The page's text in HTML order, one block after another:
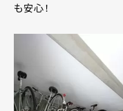
も安心！